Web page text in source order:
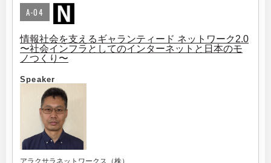
A-04
情報社会を支えるギャランティード ネットワーク2.0
〜社会インフラとしてのインターネットと日本のモ
ノつくり〜
Speaker
アラクサラネットワークス（株）